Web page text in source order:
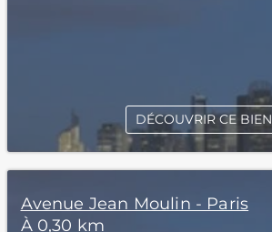
DÉCOUVRIR CE BIEN
Avenue Jean Moulin - Paris
À 0,30 km